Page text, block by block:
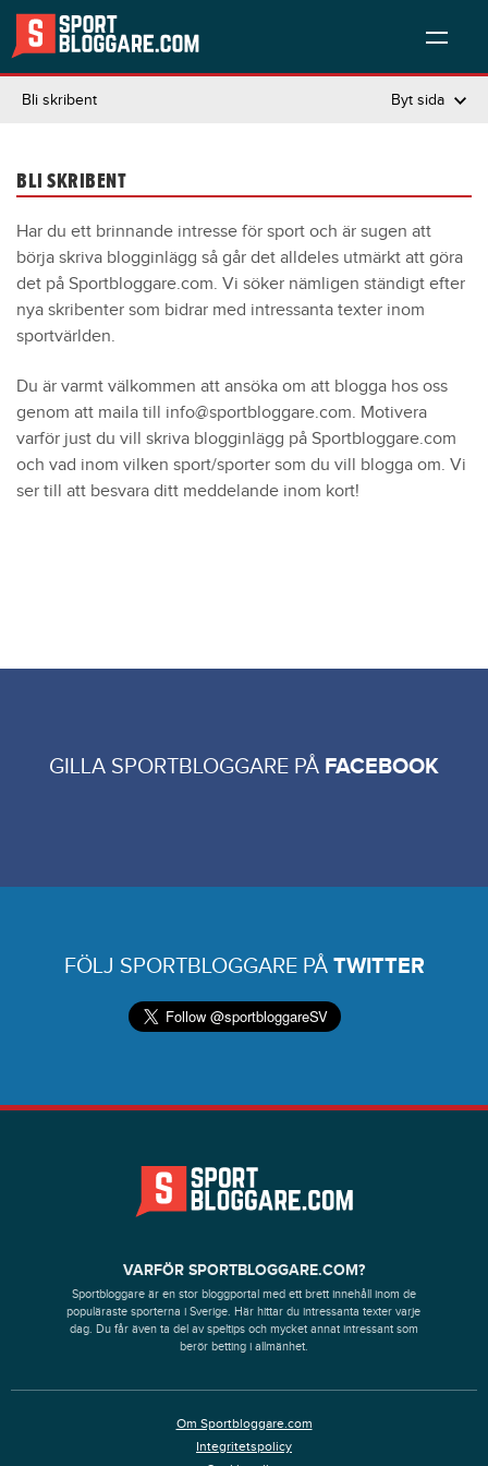
Bli skribent Byt sida
BLI SKRIBENT
Har du ett brinnande intresse för sport och är sugen att
börja skriva blogginlägg så går det alldeles utmärkt att göra
det på Sportbloggare.com. Vi söker nämligen ständigt efter
nya skribenter som bidrar med intressanta texter inom
sportvärlden.
Du är varmt välkommen att ansöka om att blogga hos oss
genom att maila till info@sportbloggare.com. Motivera
varför just du vill skriva blogginlägg på Sportbloggare.com
och vad inom vilken sport/sporter som du vill blogga om. Vi
ser till att besvara ditt meddelande inom kort!
GILLA SPORTBLOGGARE PÅ FACEBOOK
FÖLJ SPORTBLOGGARE PÅ TWITTER
VARFÖR SPORTBLOGGARE.COM?
Sportbloggare är en stor bloggportal med ett brett innehåll inom de
populäraste sporterna i Sverige. Här hittar du intressanta texter varje
dag. Du får även ta del av speltips och mycket annat intressant som
berör betting i allmänhet.
Om Sportbloggare.com
Integritetspolicy